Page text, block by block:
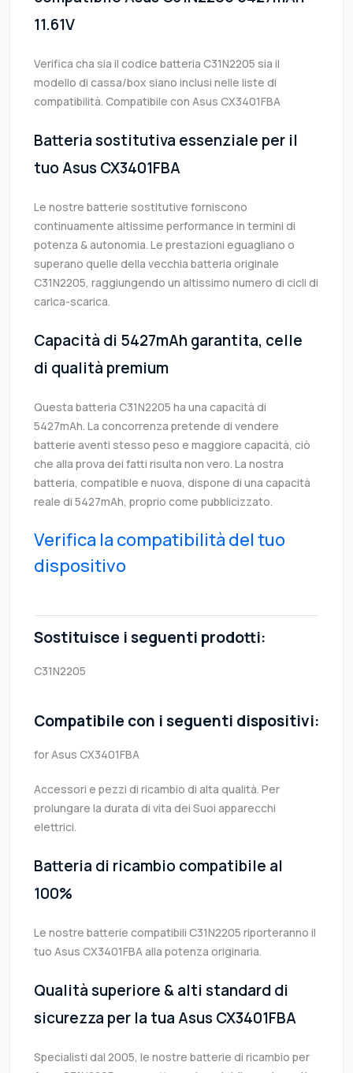
11.61V
Verifica cha sia il codice batteria C31N2205 sia il
modello di cassa/box siano inclusi nelle liste di
compatibilità. Compatibile con Asus CX3401FBA
Batteria sostitutiva essenziale per il
tuo Asus CX3401FBA
Le nostre batterie sostitutive forniscono
continuamente altissime performance in termini di
potenza & autonomia. Le prestazioni eguagliano o
superano quelle della vecchia batteria originale
C31N2205, raggiungendo un altissimo numero di cicli di
carica-scarica.
Capacità di 5427mAh garantita, celle
di qualità premium
Questa batteria C31N2205 ha una capacità di
5427mAh. La concorrenza pretende di vendere
batterie aventi stesso peso e maggiore capacità, ciò
che alla prova dei fatti risulta non vero. La nostra
batteria, compatible e nuova, dispone di una capacità
reale di 5427mAh, proprio come pubblicizzato.
Verifica la compatibilità del tuo
dispositivo
Sostituisce i seguenti prodotti:
C31N2205
Compatibile con i seguenti dispositivi:
for Asus CX3401FBA
Accessori e pezzi di ricambio di alta qualità. Per
prolungare la durata di vita dei Suoi apparecchi
elettrici.
Batteria di ricambio compatibile al
100%
Le nostre batterie compatibili C31N2205 riporteranno il
tuo Asus CX3401FBA alla potenza originaria.
Qualità superiore & alti standard di
sicurezza per la tua Asus CX3401FBA
Specialisti dal 2005, le nostre batterie di ricambio per